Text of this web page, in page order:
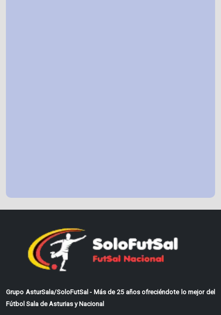
Grupo AsturSala/SoloFutSal - Más de 25 años ofreciéndote lo mejor del
Fútbol Sala de Asturias y Nacional